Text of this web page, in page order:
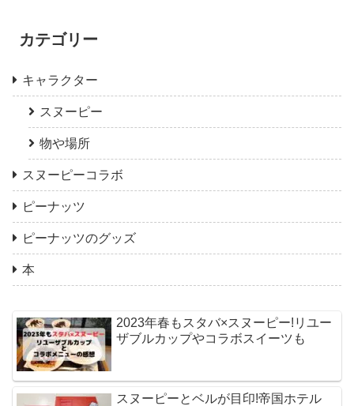
カテゴリー
キャラクター
スヌーピー
物や場所
スヌーピーコラボ
ピーナッツ
ピーナッツのグッズ
本
2023年春もスタバ×スヌーピー!リユー
ザブルカップやコラボスイーツも
スヌーピーとベルが目印!帝国ホテル